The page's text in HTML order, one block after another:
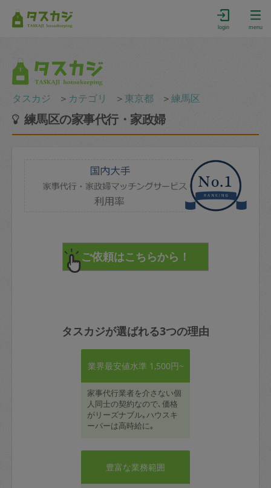
login menu
タスカジ ＞ カテゴリ ＞ 東京都 ＞練馬区
練馬区の家事代行・家政婦
タスカジが選ばれる3つの理由
業界最安値水準 1,500円~
家事代行業者を介さない個
人同士の契約なので､価格
がリーズナブル｡ハウスキ
ーパーは高時給に｡
豊富な業務範囲